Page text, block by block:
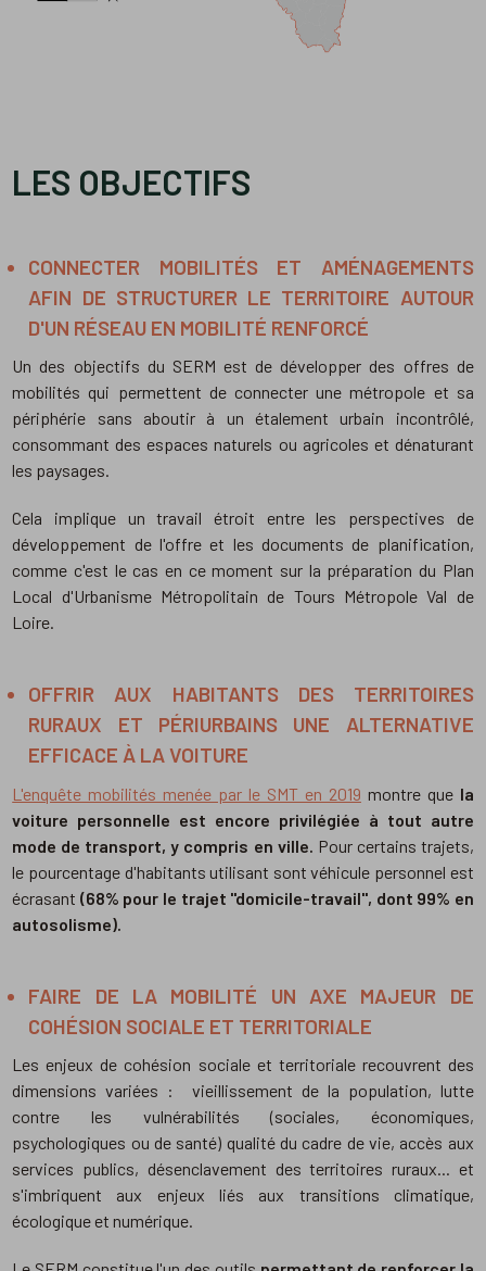
LES OBJECTIFS
CONNECTER MOBILITÉS ET AMÉNAGEMENTS
AFIN DE STRUCTURER LE TERRITOIRE AUTOUR
D'UN RÉSEAU EN MOBILITÉ RENFORCÉ
Un des objectifs du SERM est de développer des offres de
mobilités qui permettent de connecter une métropole et sa
périphérie sans aboutir à un étalement urbain incontrôlé,
consommant des espaces naturels ou agricoles et dénaturant
les paysages.
Cela implique un travail étroit entre les perspectives de
développement de l'offre et les documents de planification,
comme c'est le cas en ce moment sur la préparation du Plan
Local d'Urbanisme Métropolitain de Tours Métropole Val de
Loire.
OFFRIR AUX HABITANTS DES TERRITOIRES
RURAUX ET PÉRIURBAINS UNE ALTERNATIVE
EFFICACE À LA VOITURE
L'enquête mobilités menée par le SMT en 2019 montre que la
voiture personnelle est encore privilégiée à tout autre
mode de transport, y compris en ville. Pour certains trajets,
le pourcentage d'habitants utilisant sont véhicule personnel est
écrasant (68% pour le trajet "domicile-travail", dont 99% en
autosolisme).
FAIRE DE LA MOBILITÉ UN AXE MAJEUR DE
COHÉSION SOCIALE ET TERRITORIALE
Les enjeux de cohésion sociale et territoriale recouvrent des
dimensions variées : vieillissement de la population, lutte
contre les vulnérabilités (sociales, économiques,
psychologiques ou de santé) qualité du cadre de vie, accès aux
services publics, désenclavement des territoires ruraux... et
s'imbriquent aux enjeux liés aux transitions climatique,
écologique et numérique.